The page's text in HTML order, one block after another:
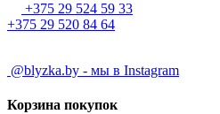
+375 29 524 59 33
+375 29 520 84 64
@blyzka.by - мы в Instagram
Корзина покупок